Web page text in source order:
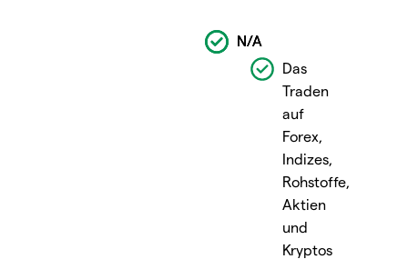
Das
Traden
auf
Forex,
Indizes,
Rohstoffe,
Aktien
und
Kryptos
N/A
N/A
N/A